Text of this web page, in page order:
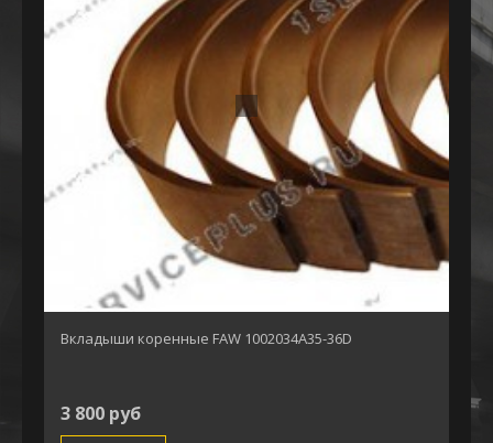
Вкладыши коренные FAW 1002034А35-36D
3 800 руб